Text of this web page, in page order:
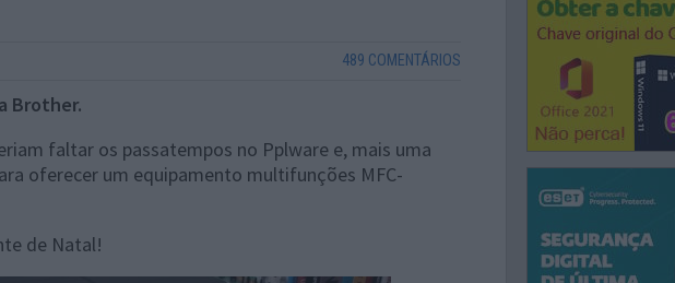
489 COMENTÁRIOS
Brother.
faltar os passatempos no Pplware e, mais uma
oferecer um equipamento multifunções MFC-
de Natal!